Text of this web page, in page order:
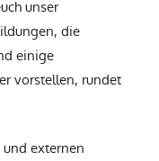
unser
die
einige
vorstellen, rundet
externen